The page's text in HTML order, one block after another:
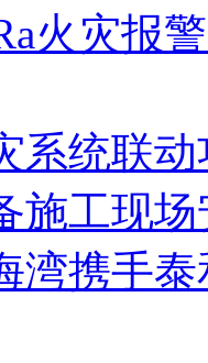
火灾报
系统联
施工现
湾携手